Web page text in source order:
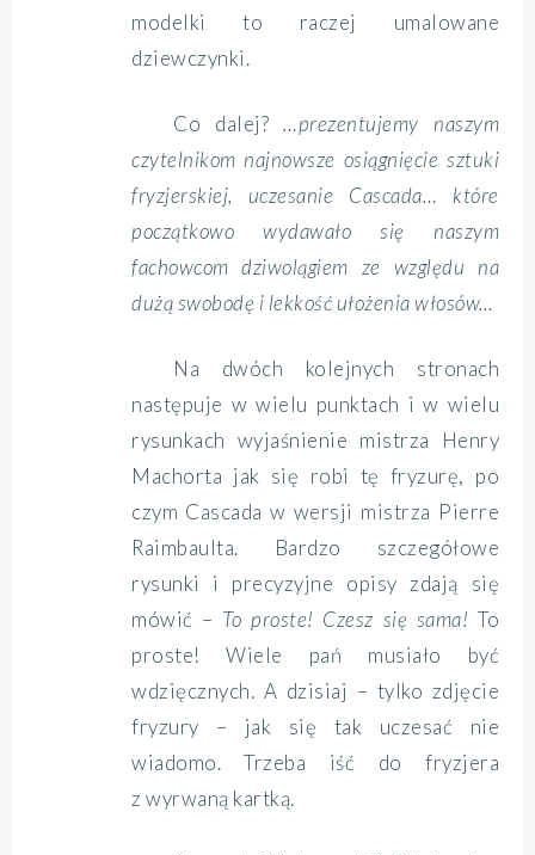
modelki to raczej umalowane
dziewczynki.
Co dalej?…prezentujemy naszym
czytelnikom najnowsze osiągnięcie sztuki
fryzjerskiej, uczesanie Cascada… które
początkowo wydawało się naszym
fachowcom dziwolągiem ze względu na
dużą swobodę i lekkość ułożenia włosów…
Na dwóch kolejnych stronach
następuje w wielu punktach i w wielu
rysunkach wyjaśnienie mistrza Henry
Machorta jak się robi tę fryzurę, po
czym Cascada w wersji mistrza Pierre
Raimbaulta. Bardzo szczegółowe
rysunki i precyzyjne opisy zdają się
mówić – To proste! Czesz się sama!To
proste! Wiele pań musiało być
wdzięcznych. A dzisiaj – tylko zdjęcie
fryzury – jak się tak uczesać nie
wiadomo. Trzeba iść do fryzjera
z wyrwaną kartką.